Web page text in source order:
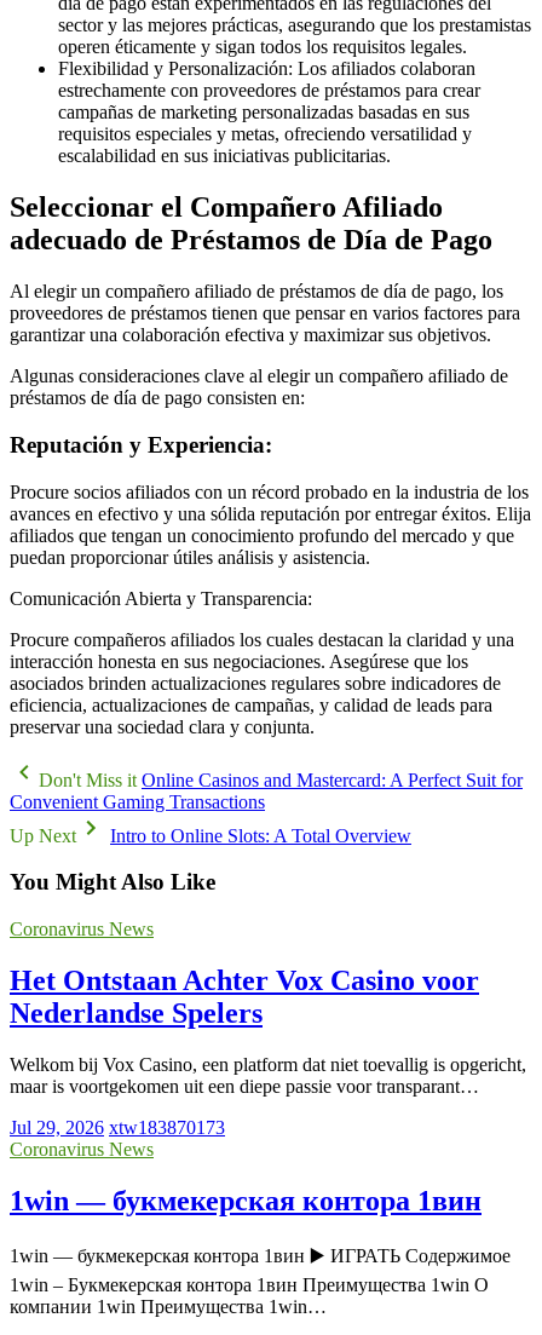
sector y las mejores prácticas, asegurando que los prestamistas
operen éticamente y sigan todos los requisitos legales.
Flexibilidad y Personalización: Los afiliados colaboran
estrechamente con proveedores de préstamos para crear
campañas de marketing personalizadas basadas en sus
requisitos especiales y metas, ofreciendo versatilidad y
escalabilidad en sus iniciativas publicitarias.
Seleccionar el Compañero Afiliado
adecuado de Préstamos de Día de Pago
Al elegir un compañero afiliado de préstamos de día de pago, los
proveedores de préstamos tienen que pensar en varios factores para
garantizar una colaboración efectiva y maximizar sus objetivos.
Algunas consideraciones clave al elegir un compañero afiliado de
préstamos de día de pago consisten en:
Reputación y Experiencia:
Procure socios afiliados con un récord probado en la industria de los
avances en efectivo y una sólida reputación por entregar éxitos. Elija
afiliados que tengan un conocimiento profundo del mercado y que
puedan proporcionar útiles análisis y asistencia.
Comunicación Abierta y Transparencia:
Procure compañeros afiliados los cuales destacan la claridad y una
interacción honesta en sus negociaciones. Asegúrese que los
asociados brinden actualizaciones regulares sobre indicadores de
eficiencia, actualizaciones de campañas, y calidad de leads para
preservar una sociedad clara y conjunta.
Don't Miss it Online Casinos and Mastercard: A Perfect Suit for
Convenient Gaming Transactions
Up Next
Intro to Online Slots: A Total Overview
You Might Also Like
Coronavirus News
Het Ontstaan Achter Vox Casino voor
Nederlandse Spelers
Welkom bij Vox Casino, een platform dat niet toevallig is opgericht,
maar is voortgekomen uit een diepe passie voor transparant…
Jul 29, 2026 xtw183870173
Coronavirus News
1win — букмекерская контора 1вин
1win — букмекерская контора 1вин ▶️ ИГРАТЬ Содержимое
1win – Букмекерская контора 1вин Преимущества 1win О
компании 1win Преимущества 1win…